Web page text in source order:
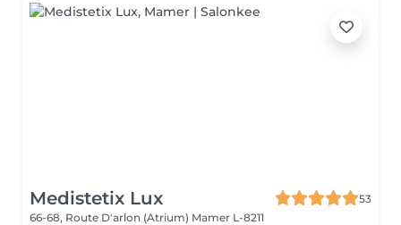
Medistetix Lux
53
66-68, Route D'arlon (Atrium) Mamer L-8211